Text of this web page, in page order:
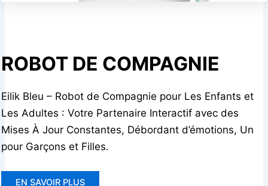
ROBOT DE COMPAGNIE
Eilik Bleu – Robot de Compagnie pour Les Enfants et
Les Adultes : Votre Partenaire Interactif avec des
Mises À Jour Constantes, Débordant d’émotions, Un
pour Garçons et Filles.
EN SAVOIR PLUS